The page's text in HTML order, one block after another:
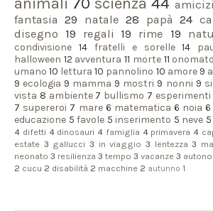
fantasia
29 natale 28 papà 24
disegno
19 regali 19 rime 19
condivisione 14 fratelli e sorelle 14
halloween 12 avventura 11 morte 11
umano 10 lettura 10 pannolino 10 amore 9
9 ecologia 9 mamma 9 mostri 9 nonni 9
vista 8 ambiente 7 bullismo 7 esperimenti
7 supereroi 7 mare 6 matematica 6 noia 6
educazione 5 favole 5 inserimento 5 neve 5
4 difetti 4 dinosauri 4 famiglia 4 primavera 4
estate 3 gallucci 3 in viaggio 3 lentezza 3
neonato 3 resilienza 3 tempo 3 vacanze 3
2 cucu 2 disabilità 2 macchine 2 autunno 1